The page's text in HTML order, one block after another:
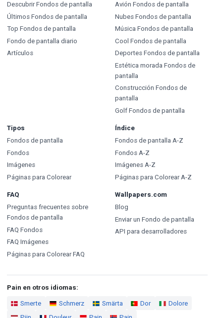
Descubrir Fondos de pantalla
Últimos Fondos de pantalla
Top Fondos de pantalla
Fondo de pantalla diario
Artículos
Avión Fondos de pantalla
Nubes Fondos de pantalla
Música Fondos de pantalla
Cool Fondos de pantalla
Deportes Fondos de pantalla
Estética morada Fondos de
pantalla
Construcción Fondos de
pantalla
Golf Fondos de pantalla
Tipos
Fondos de pantalla
Fondos
Imágenes
Páginas para Colorear
Índice
Fondos de pantalla A-Z
Fondos A-Z
Imágenes A-Z
Páginas para Colorear A-Z
FAQ
Preguntas frecuentes sobre
Fondos de pantalla
FAQ Fondos
FAQ Imágenes
Páginas para Colorear FAQ
Wallpapers.com
Blog
Enviar un Fondo de pantalla
API para desarrolladores
Pain en otros idiomas:
Smerte Schmerz Smärta Dor
Dolore